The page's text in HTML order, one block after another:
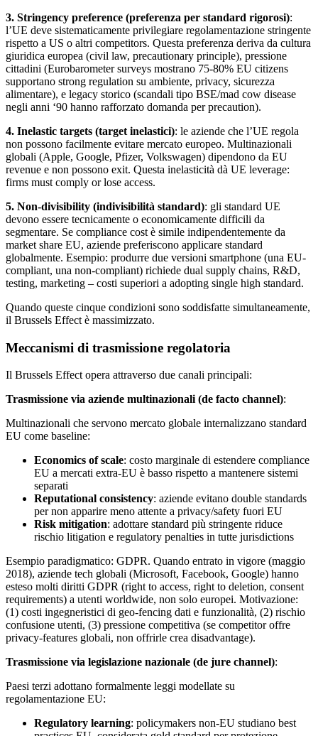
3. Stringency preference (preferenza per standard rigorosi):
l’UE deve sistematicamente privilegiare regolamentazione stringente
rispetto a US o altri competitors. Questa preferenza deriva da cultura
giuridica europea (civil law, precautionary principle), pressione
cittadini (Eurobarometer surveys mostrano 75-80% EU citizens
supportano strong regulation su ambiente, privacy, sicurezza
alimentare), e legacy storico (scandali tipo BSE/mad cow disease
negli anni ‘90 hanno rafforzato domanda per precaution).
4. Inelastic targets (target inelastici): le aziende che l’UE regola
non possono facilmente evitare mercato europeo. Multinazionali
globali (Apple, Google, Pfizer, Volkswagen) dipendono da EU
revenue e non possono exit. Questa inelasticità dà UE leverage:
firms must comply or lose access.
5. Non-divisibility (indivisibilità standard): gli standard UE
devono essere tecnicamente o economicamente difficili da
segmentare. Se compliance cost è simile indipendentemente da
market share EU, aziende preferiscono applicare standard
globalmente. Esempio: produrre due versioni smartphone (una EU-
compliant, una non-compliant) richiede dual supply chains, R&D,
testing, marketing – costi superiori a adopting single high standard.
Quando queste cinque condizioni sono soddisfatte simultaneamente,
il Brussels Effect è massimizzato.
Meccanismi di trasmissione regolatoria
Il Brussels Effect opera attraverso due canali principali:
Trasmissione via aziende multinazionali (de facto channel):
Multinazionali che servono mercato globale internalizzano standard
EU come baseline:
Economics of scale: costo marginale di estendere compliance
EU a mercati extra-EU è basso rispetto a mantenere sistemi
separati
Reputational consistency: aziende evitano double standards
per non apparire meno attente a privacy/safety fuori EU
Risk mitigation: adottare standard più stringente riduce
rischio litigation e regulatory penalties in tutte jurisdictions
Esempio paradigmatico: GDPR. Quando entrato in vigore (maggio
2018), aziende tech globali (Microsoft, Facebook, Google) hanno
esteso molti diritti GDPR (right to access, right to deletion, consent
requirements) a utenti worldwide, non solo europei. Motivazione:
(1) costi ingegneristici di geo-fencing dati e funzionalità, (2) rischio
confusione utenti, (3) pressione competitiva (se competitor offre
privacy-features globali, non offrirle crea disadvantage).
Trasmissione via legislazione nazionale (de jure channel):
Paesi terzi adottano formalmente leggi modellate su
regolamentazione EU:
Regulatory learning: policymakers non-EU studiano best